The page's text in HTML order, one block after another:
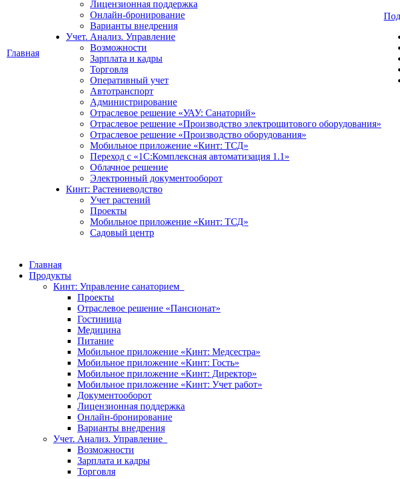
Главная
Лицензионная поддержка
Онлайн-бронирование
Варианты внедрения
Учет. Анализ. Управление
Возможности
Зарплата и кадры
Торговля
Оперативный учет
Автотранспорт
Администрирование
Отраслевое решение «УАУ: Санаторий»
Отраслевое решение «Производство электрощитового оборудования»
Отраслевое решение «Производство оборудования»
Мобильное приложение «Кинт: ТСД»
Переход с «1С:Комплексная автоматизация 1.1»
Облачное решение
Электронный документооборот
Кинт: Растениеводство
Учет растений
Проекты
Мобильное приложение «Кинт: ТСД»
Садовый центр
Главная
Продукты
Кинт: Управление санаторием
Проекты
Отраслевое решение «Пансионат»
Гостиница
Медицина
Питание
Мобильное приложение «Кинт: Медсестра»
Мобильное приложение «Кинт: Гость»
Мобильное приложение «Кинт: Директор»
Мобильное приложение «Кинт: Учет работ»
Документооборот
Лицензионная поддержка
Онлайн-бронирование
Варианты внедрения
Учет. Анализ. Управление
Возможности
Зарплата и кадры
Торговля